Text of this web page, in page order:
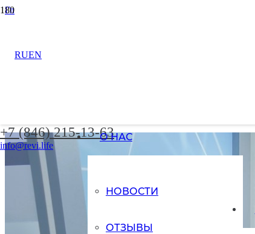
RUEN
О НАС
НОВОСТИ
ОТЗЫВЫ
+7 (846) 215-13-63
info@revi.life
Главная